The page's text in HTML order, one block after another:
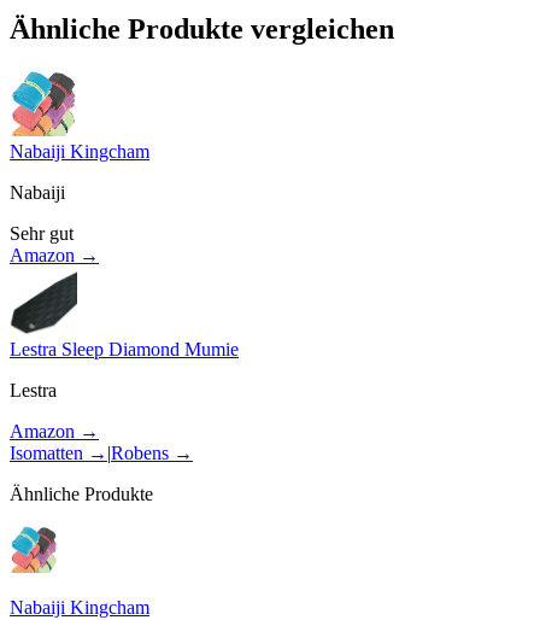
Ähnliche Produkte vergleichen
Nabaiji Kingcham
Nabaiji
Sehr gut
Amazon →
Lestra Sleep Diamond Mumie
Lestra
Amazon →
Isomatten → |Robens →
Ähnliche Produkte
Nabaiji Kingcham